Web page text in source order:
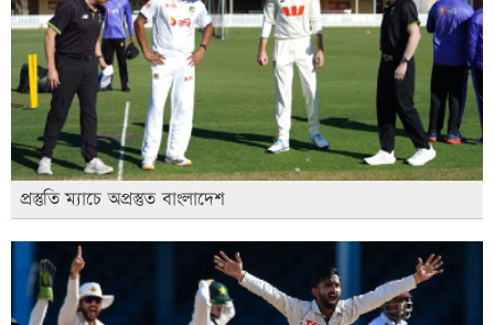
প্রস্তুতি ম্যাচে অপ্রস্তুত বাংলাদেশ